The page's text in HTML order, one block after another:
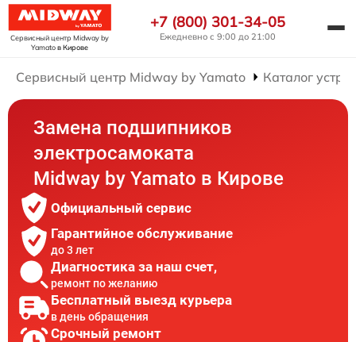
Сервисный центр Midway by
Yamatoв Кирове
+7 (800) 301-34-05
Ежедневно с 9:00 до 21:00
Сервисный центр Midway by Yamato Каталог
Замена подшипников
электросамоката
Midway by Yamato в Кирове
Официальный сервис
Гарантийное обслуживание
до 3 лет
Диагностика за наш счет,
ремонт по желанию
Бесплатный выезд курьера
в день обращения
Срочный ремонт